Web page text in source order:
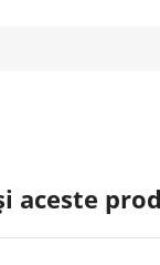
aceste